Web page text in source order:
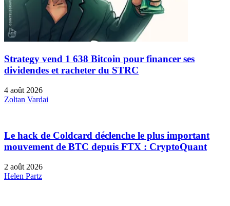
Strategy vend 1 638 Bitcoin pour financer ses
dividendes et racheter du STRC
4 août 2026
Zoltan Vardai
Le hack de Coldcard déclenche le plus important
mouvement de BTC depuis FTX : CryptoQuant
2 août 2026
Helen Partz